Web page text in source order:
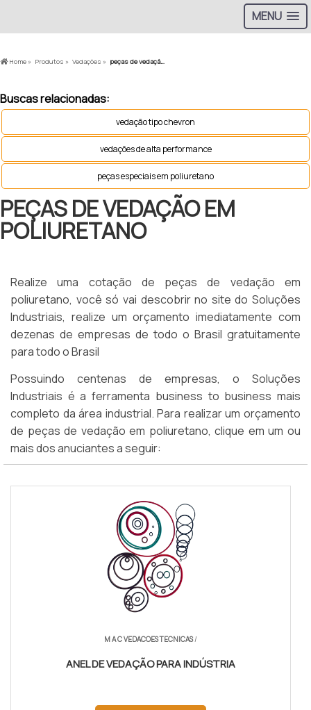
MENU
Home » Produtos » Vedações » peças de vedação em poliuretano
Buscas relacionadas:
vedação tipo chevron
vedações de alta performance
peças especiais em poliuretano
PEÇAS DE VEDAÇÃO EM
POLIURETANO
Realize uma cotação de peças de vedação em
poliuretano, você só vai descobrir no site do Soluções
Industriais, realize um orçamento imediatamente com
dezenas de empresas de todo o Brasil gratuitamente
para todo o Brasil
Possuindo centenas de empresas, o Soluções
Industriais é a ferramenta business to business mais
completo da área industrial. Para realizar um orçamento
de peças de vedação em poliuretano, clique em um ou
mais dos anuciantes a seguir:
M A C VEDACOES TECNICAS/
ANEL DE VEDAÇÃO PARA INDÚSTRIA